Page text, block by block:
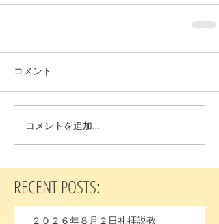
コメント
コメントを追加…
RECENT POSTS:
２０２６年８月２日礼拝説教